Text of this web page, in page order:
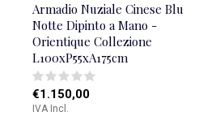
Armadio Nuziale Cinese Blu
Notte Dipinto a Mano -
Orientique Collezione
L100xP55xA175cm
€1.150,00
IVA Incl.